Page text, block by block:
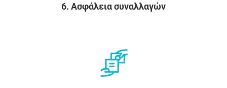
6. Ασφάλεια συναλλαγών